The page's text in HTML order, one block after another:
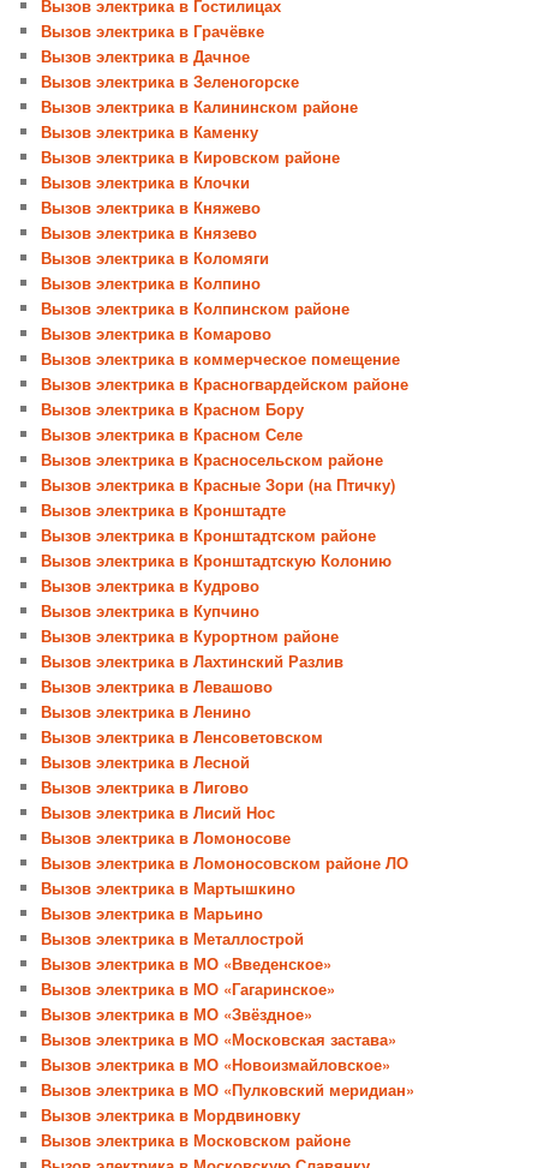
Вызов электрика в Гостилицах
Вызов электрика в Грачёвке
Вызов электрика в Дачное
Вызов электрика в Зеленогорске
Вызов электрика в Калининском районе
Вызов электрика в Каменку
Вызов электрика в Кировском районе
Вызов электрика в Клочки
Вызов электрика в Княжево
Вызов электрика в Князево
Вызов электрика в Коломяги
Вызов электрика в Колпино
Вызов электрика в Колпинском районе
Вызов электрика в Комарово
Вызов электрика в коммерческое помещение
Вызов электрика в Красногвардейском районе
Вызов электрика в Красном Бору
Вызов электрика в Красном Селе
Вызов электрика в Красносельском районе
Вызов электрика в Красные Зори (на Птичку)
Вызов электрика в Кронштадте
Вызов электрика в Кронштадтском районе
Вызов электрика в Кронштадтскую Колонию
Вызов электрика в Кудрово
Вызов электрика в Купчино
Вызов электрика в Курортном районе
Вызов электрика в Лахтинский Разлив
Вызов электрика в Левашово
Вызов электрика в Ленино
Вызов электрика в Ленсоветовском
Вызов электрика в Лесной
Вызов электрика в Лигово
Вызов электрика в Лисий Нос
Вызов электрика в Ломоносове
Вызов электрика в Ломоносовском районе ЛО
Вызов электрика в Мартышкино
Вызов электрика в Марьино
Вызов электрика в Металлострой
Вызов электрика в МО «Введенское»
Вызов электрика в МО «Гагаринское»
Вызов электрика в МО «Звёздное»
Вызов электрика в МО «Московская застава»
Вызов электрика в МО «Новоизмайловское»
Вызов электрика в МО «Пулковский меридиан»
Вызов электрика в Мордвиновку
Вызов электрика в Московском районе